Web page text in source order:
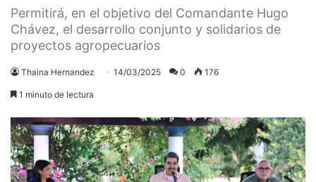
Permitirá, en el objetivo del Comandante Hugo
Chávez, el desarrollo conjunto y solidarios de
proyectos agropecuarios
Thaina Hernandez 14/03/2025 0 176
1 minuto de lectura